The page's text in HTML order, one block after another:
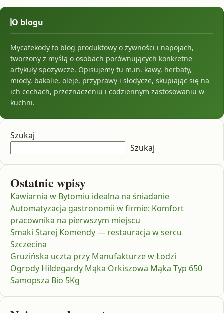
O blogu
Mycafekody to blog produktowy o żywności i napojach,
tworzony z myślą o osobach porównujących konkretne
artykuły spożywcze. Opisujemy tu m.in. kawy, herbaty,
miody, bakalie, oleje, przyprawy i słodycze, skupiając się na
ich cechach, przeznaczeniu i codziennym zastosowaniu w
kuchni.
Szukaj
Szukaj
Ostatnie wpisy
Kawiarnia w Bytomiu idealna na śniadanie
Automatyzacja gastronomii w firmie: Komfort
pracownika na pierwszym miejscu
Smaki Starej Komendy — restauracja w sercu
Szczecina
Gruzińska uczta przy Manufakturze w Łodzi
Ogrody Hildegardy Mąka Orkiszowa Mąka Typ 650
Samopsza Bio 5Kg